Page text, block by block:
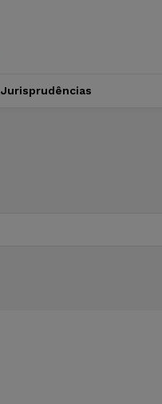
Jurisprudências